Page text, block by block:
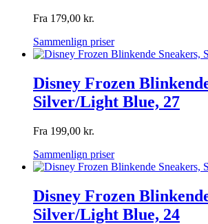
Fra 179,00 kr.
Sammenlign priser
Disney Frozen
Silver/Light Blue, 27
Fra 199,00 kr.
Sammenlign priser
Disney Frozen
Silver/Light Blue, 24